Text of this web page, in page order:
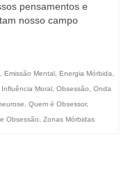
pensamentos e
nosso campo
, Emissão Mental , Energia Mórbida,
Influência Moral , Obsessão, Onda
, Quem é Obsessor,
Obsessão, Zonas Mórbidas